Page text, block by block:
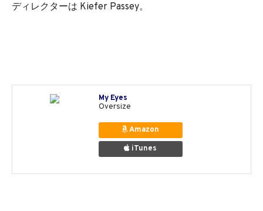
ディレクターは Kiefer Passey。
My Eyes
Oversize
Amazon
iTunes